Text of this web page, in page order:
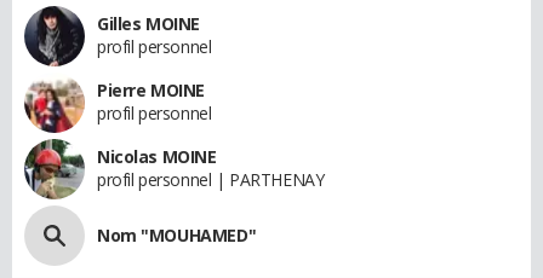
Gilles MOINE
profil personnel
Pierre MOINE
profil personnel
Nicolas MOINE
profil personnel | PARTHENAY
Nom "MOUHAMED"